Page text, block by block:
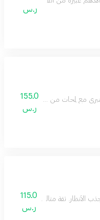
ر.س
مع لمحات من الحمضيات ونضارة
155.0
ر.س
ثقة مثالية. عطر مثالي
115.0
ر.س